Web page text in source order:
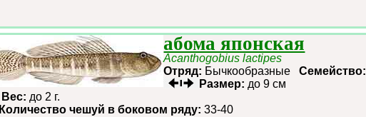
абома японская
Acanthogobius lactipes
Отряд: БычкообразныеСемейство:
Размер: до 9 см
Вес: до 2 г.
Количество чешуй в боковом ряду:33-40